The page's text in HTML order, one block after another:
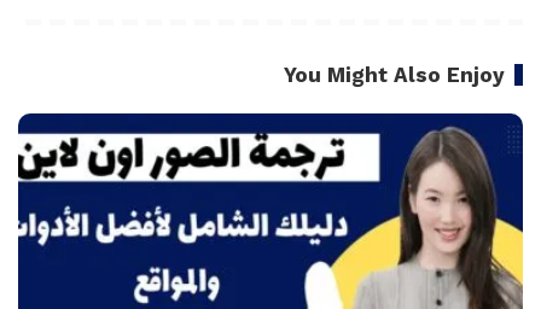
You Might Also Enjoy